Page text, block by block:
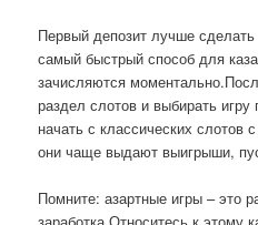
Первый депозит лучше
самый быстрый способ для
зачисляются
раздел слотов и выбирать
начать с классических слотов
они чаще выдают выигрыши,
Помните: азартные игры – это